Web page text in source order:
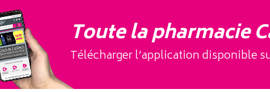
Toute la pharmacie
Télécharger l’application disponible